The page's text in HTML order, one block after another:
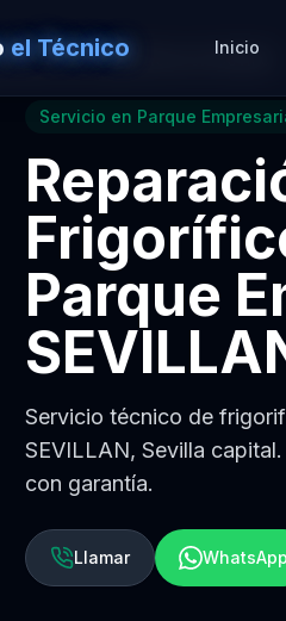
el Técnico Inicio
de Frigoríficos en Sevilla
Servicio en Parque
Parque
Servicio técnico de
SEVILLAN, Sevilla
con garantía.
Llamar WhatsApp